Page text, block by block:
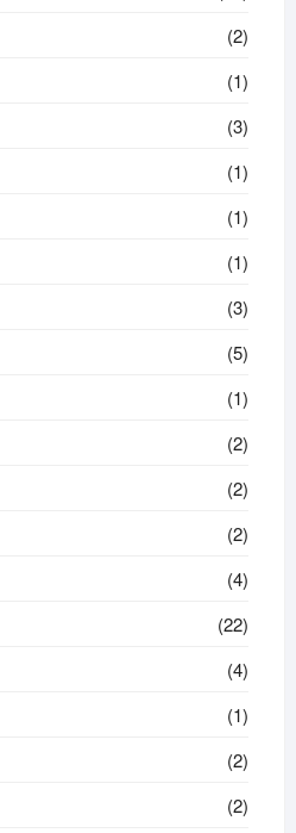
(2)
(1)
(3)
(1)
(1)
(1)
(3)
(5)
(1)
(2)
(2)
(2)
(4)
(22)
(4)
(1)
(2)
(2)